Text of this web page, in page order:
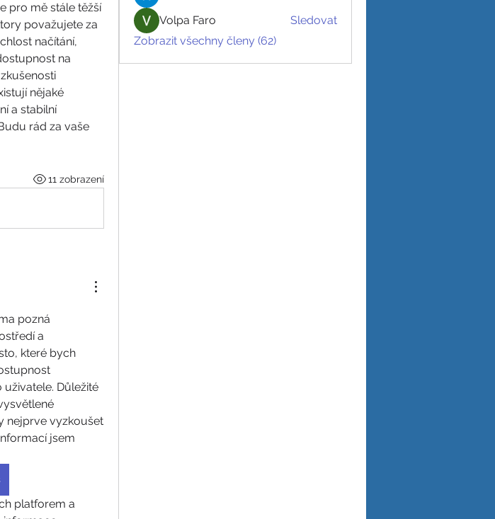
pro mě stále těžší
považujete za
načítání,
na
nějaké
a stabilní
rád za vaše
11 zobrazení
pozná
a
které bych
Důležité
nejprve vyzkoušet
jsem
Volpa Faro
Sledovat
Zobrazit všechny členy (62)